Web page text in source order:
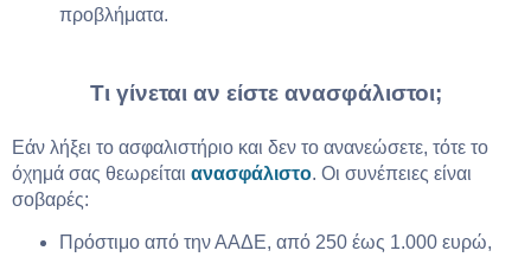
προβλήματα.
Τι γίνεται αν είστε ανασφάλιστοι;
Εάν λήξει το ασφαλιστήριο και δεν το ανανεώσετε, τότε το
όχημά σας θεωρείται ανασφάλιστο. Οι συνέπειες είναι
σοβαρές:
Πρόστιμο από την ΑΑΔΕ, από 250 έως 1.000 ευρώ,